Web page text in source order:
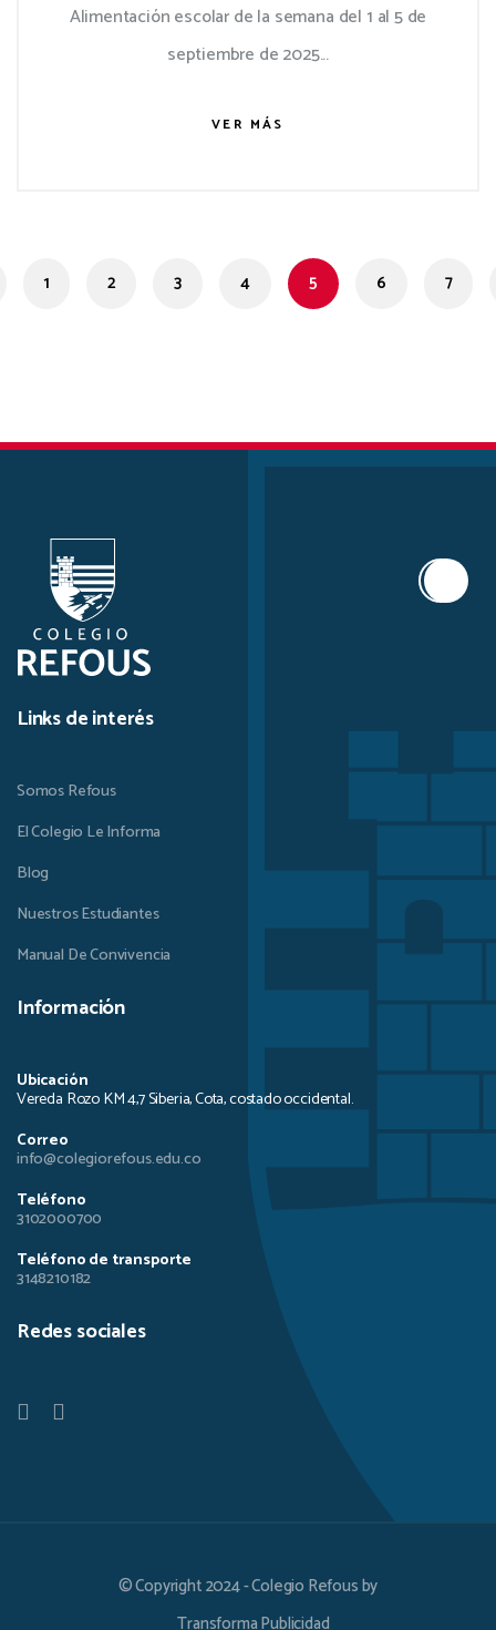
Alimentación escolar de la semana del 1 al 5 de
septiembre de 2025...
VER MÁS
1 2 3 4 5 6 7
Links de interés
Somos Refous
El Colegio Le Informa
Blog
Nuestros Estudiantes
Manual De Convivencia
Información
Ubicación
Vereda Rozo KM 4,7 Siberia, Cota, costado occidental.
Correo
info@colegiorefous.edu.co
Teléfono
3102000700
Teléfono de transporte
3148210182
Redes sociales
© Copyright 2024 - Colegio Refous by
Transforma Publicidad